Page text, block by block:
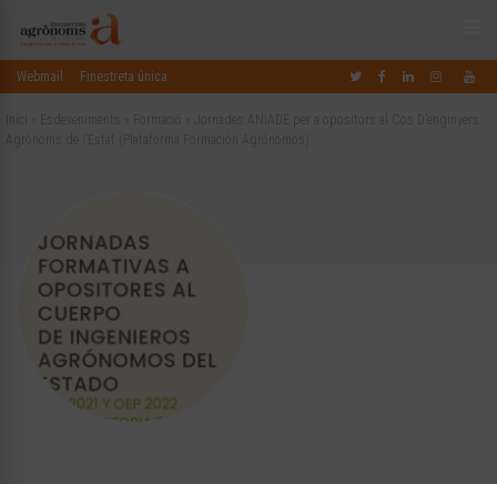
Webmail Finestreta única